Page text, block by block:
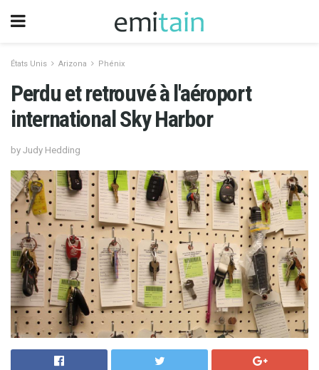
États Unis Arizona Phénix
Perdu et retrouvé à l'aéroport
international Sky Harbor
by Judy Hedding